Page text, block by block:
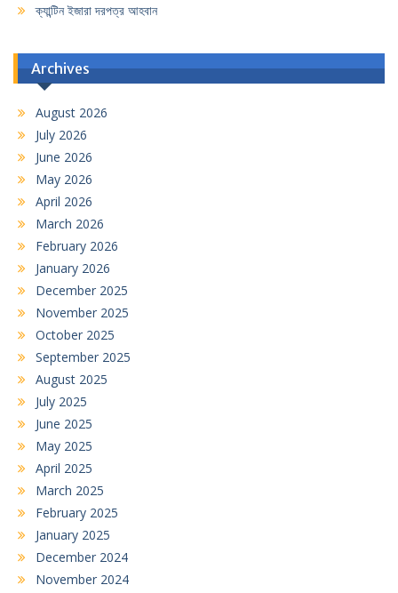
ক্যান্টিন ইজারা দরপত্র আহবান
Archives
August 2026
July 2026
June 2026
May 2026
April 2026
March 2026
February 2026
January 2026
December 2025
November 2025
October 2025
September 2025
August 2025
July 2025
June 2025
May 2025
April 2025
March 2025
February 2025
January 2025
December 2024
November 2024